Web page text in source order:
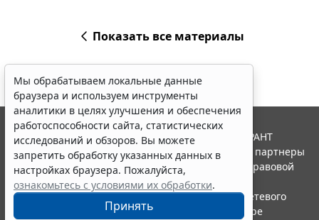
Показать все материалы
Мы обрабатываем локальные данные
браузера и используем инструменты
аналитики в целях улучшения и обеспечения
работоспособности сайта, статистических
исследований и обзоров. Вы можете
запретить обработку указанных данных в
настройках браузера. Пожалуйста,
ознакомьтесь с условиями их обработки.
Принять
© ООО "НПП "ГАРАНТ-СЕРВИС", 2026. Система ГАРАНТ
выпускается с 1990 года. Компания "Гарант" и ее партнеры
являются участниками Российской ассоциации правовой
информации ГАРАНТ.
Портал ГАРАНТ.РУ зарегистрирован в качестве сетевого
издания Федеральной службой по надзору в сфере